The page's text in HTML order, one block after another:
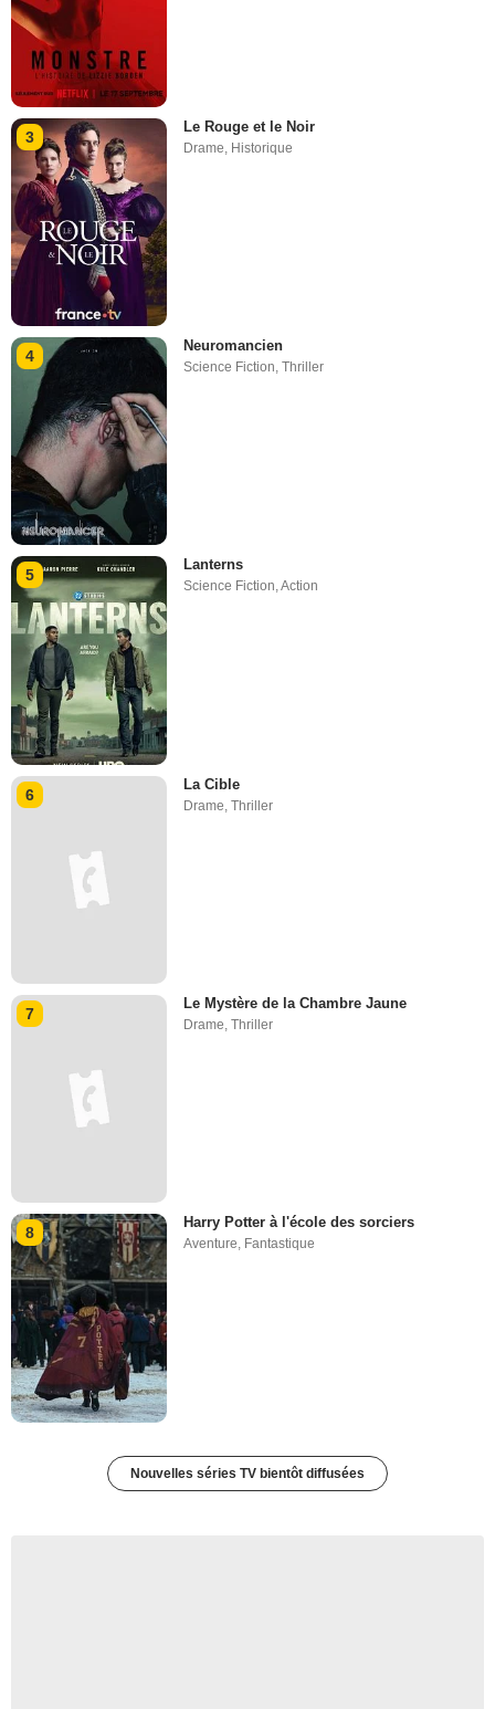
3
Le Rouge et le Noir
Drame Historique
4
Neuromancien
Science Fiction,Thriller
5
Lanterns
Science Fiction,Action
6
La Cible
Drame ,Thriller
7
Le Mystère de la Chambre Jaune
Drame,Thriller
8
Harry Potter à l'école des sorciers
Aventure, Fantastique
Nouvelles séries TV bientôt diffusées